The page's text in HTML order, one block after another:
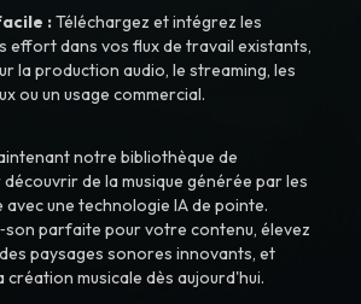
:Téléchargez et intégrez les
effort dans vos flux de travail existants,
la production audio, le streaming, les
ou un usage commercial.
notre bibliothèque de
de la musique générée par les
une technologie IA de pointe.
parfaite pour votre contenu, élevez
paysages sonores innovants, et
création musicale dès aujourd'hui.